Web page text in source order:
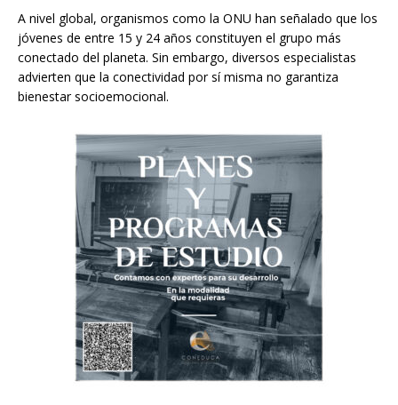
A nivel global, organismos como la ONU han señalado que los
jóvenes de entre 15 y 24 años constituyen el grupo más
conectado del planeta. Sin embargo, diversos especialistas
advierten que la conectividad por sí misma no garantiza
bienestar socioemocional.